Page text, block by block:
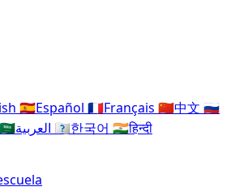
🇪🇸Español 🇫🇷Français 🇨🇳中文 🇷🇺
🇸🇦 🇰🇷한국어 🇮🇳हिन्दी